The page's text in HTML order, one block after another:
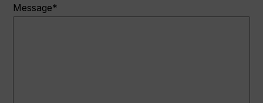
Message*